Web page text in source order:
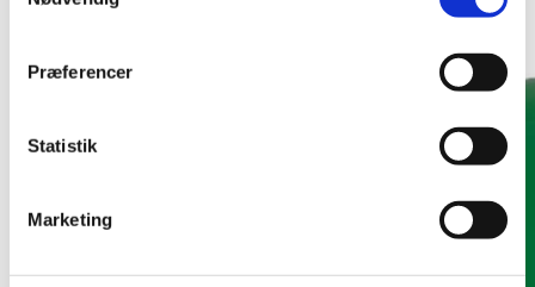
Præferencer
Statistik
Marketing